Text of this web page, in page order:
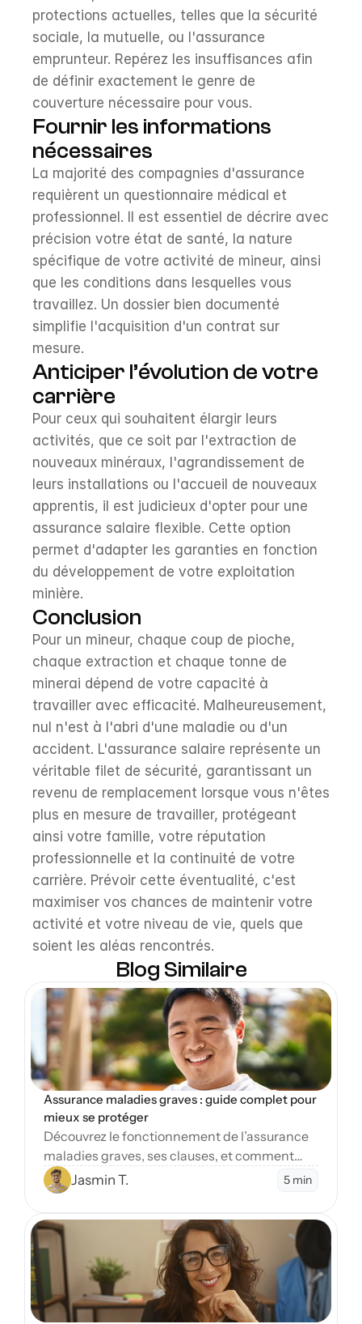
protections actuelles, telles que la sécurité
sociale, la mutuelle, ou l'assurance
emprunteur. Repérez les insuffisances afin
de définir exactement le genre de
couverture nécessaire pour vous.
Fournir les informations
nécessaires
La majorité des compagnies d'assurance
requièrent un questionnaire médical et
professionnel. Il est essentiel de décrire avec
précision votre état de santé, la nature
spécifique de votre activité de mineur, ainsi
que les conditions dans lesquelles vous
travaillez. Un dossier bien documenté
simplifie l'acquisition d'un contrat sur
mesure.
Anticiper l’évolution de votre
carrière
Pour ceux qui souhaitent élargir leurs
activités, que ce soit par l'extraction de
nouveaux minéraux, l'agrandissement de
leurs installations ou l'accueil de nouveaux
apprentis, il est judicieux d'opter pour une
assurance salaire flexible. Cette option
permet d'adapter les garanties en fonction
du développement de votre exploitation
minière.
Conclusion
Pour un mineur, chaque coup de pioche,
chaque extraction et chaque tonne de
minerai dépend de votre capacité à
travailler avec efficacité. Malheureusement,
nul n'est à l'abri d'une maladie ou d'un
accident. L'assurance salaire représente un
véritable filet de sécurité, garantissant un
revenu de remplacement lorsque vous n'êtes
plus en mesure de travailler, protégeant
ainsi votre famille, votre réputation
professionnelle et la continuité de votre
carrière. Prévoir cette éventualité, c'est
maximiser vos chances de maintenir votre
activité et votre niveau de vie, quels que
soient les aléas rencontrés.
Blog Similaire
Blog
Assurance maladies graves : guide complet pour
mieux se protéger
Découvrez le fonctionnement de l’assurance
maladies graves, ses clauses, et comment
protéger vos finances en cas de diagnostic
sévère.
Jasmin T. 5 min
Blog